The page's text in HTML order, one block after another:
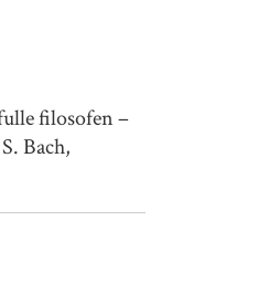
filosofen –
Bach,